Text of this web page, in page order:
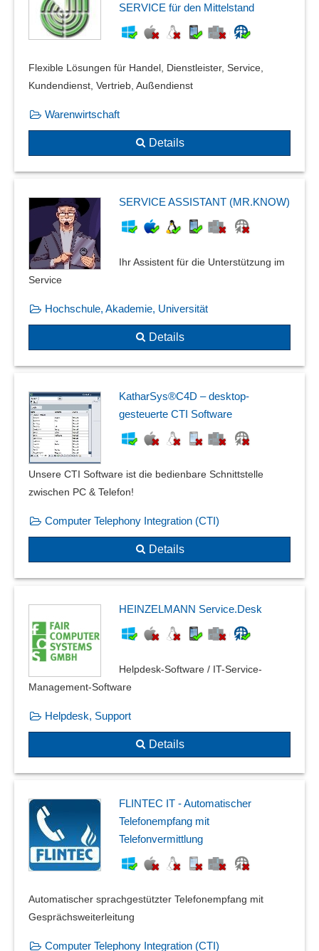
Schnittstellen zu TAPI/SIP
Screen-Pop
Sprachmailboxen
Telefon-Schnittstellen
Telefonaufnahme-Funktionen
Telefonverwaltung
Teleselling
Umleitung der Anrufe
Unified Messaging
verpasste Anrufe
Verschiedene Wählweisen
Voice-Over-IP (VoIP)
Vorgebote
Wahlwiederholung
Warteschlangenmanagement
Weiterleitung von Anrufen
SERVICE für den Mittelstand
Flexible Lösungen für Handel, Dienstleister, Service,
Kundendienst, Vertrieb, Außendienst
Warenwirtschaft
Details
SERVICE ASSISTANT (MR.KNOW)
Ihr Assistent für die Unterstützung im
Service
Hochschule, Akademie, Universität
Details
KatharSys®C4D – desktop-
gesteuerte CTI Software
Unsere CTI Software ist die bedienbare Schnittstelle
zwischen PC & Telefon!
Computer Telephony Integration (CTI)
Details
HEINZELMANN Service.Desk
Helpdesk-Software / IT-Service-
Management-Software
Helpdesk, Support
Details
FLINTEC IT - Automatischer
Telefonempfang mit
Telefonvermittlung
Automatischer sprachgestützter Telefonempfang mit
Gesprächsweiterleitung
Computer Telephony Integration (CTI)